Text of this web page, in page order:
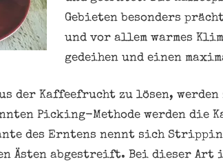
Gebieten besonders
und vor allem warmes
gedeihen und einen
der Kaffeefrucht zu lösen,
Picking-Methode werden die
des Erntens nennt sich
Ästen abgestreift. Bei dieser Art